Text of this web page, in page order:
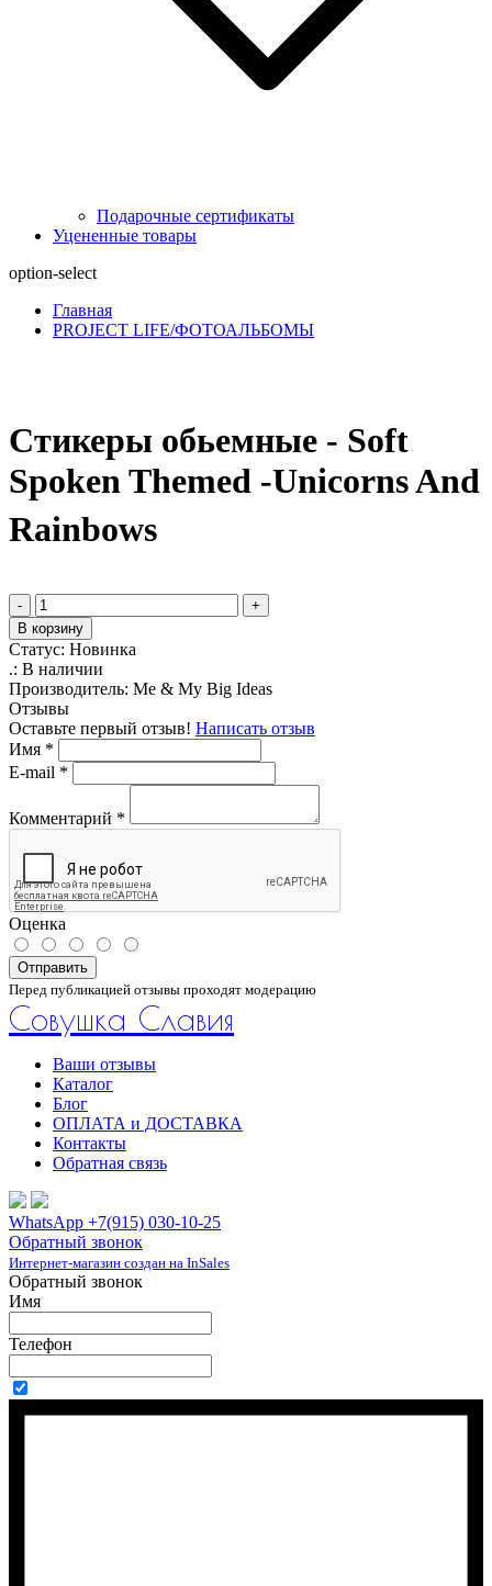
Подарочные сертификаты
Уцененные товары
option-select
Главная
PROJECT LIFE/ФОТОАЛЬБОМЫ
Стикеры обьемные - Soft
Spoken Themed -Unicorns And
Rainbows
-
+
В корзину
Статус: Новинка
.: В наличии
Производитель: Me & My Big Ideas
Отзывы
Оставьте первый отзыв! Написать отзыв
Имя *
E-mail *
Комментарий *
Оценка
Отправить
Перед публикацией отзывы проходят модерацию
Совушка Славия
Ваши отзывы
Каталог
Блог
ОПЛАТА и ДОСТАВКА
Контакты
Обратная связь
WhatsApp +7(915) 030-10-25
Обратный звонок
Интернет-магазин создан на InSales
Обратный звонок
Имя
Телефон